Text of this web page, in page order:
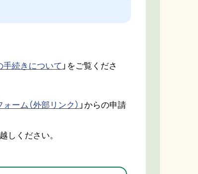
続きについて 」をご覧くださ
ーム（外部リンク） 」からの申請
しください。